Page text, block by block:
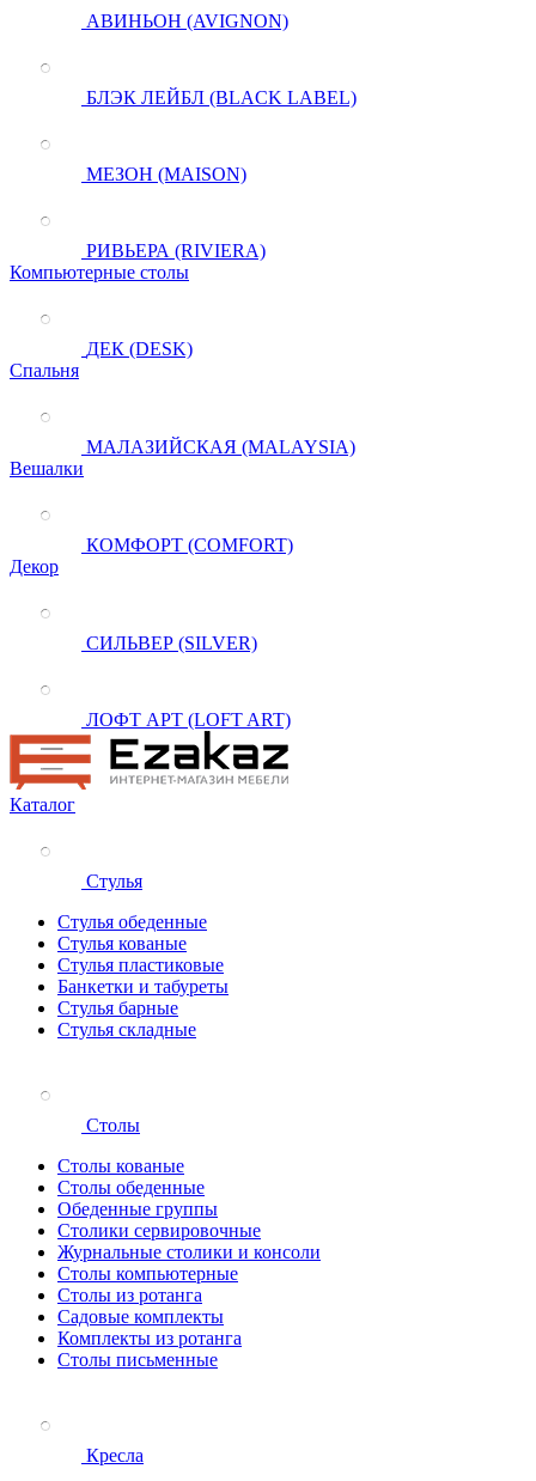
АВИНЬОН (AVIGNON)
БЛЭК ЛЕЙБЛ (BLACK LABEL)
МЕЗОН (MAISON)
РИВЬЕРА (RIVIERA)
Компьютерные столы
ДЕК (DESK)
Спальня
МАЛАЗИЙСКАЯ (MALAYSIA)
Вешалки
КОМФОРТ (COMFORT)
Декор
СИЛЬВЕР (SILVER)
ЛОФТ АРТ (LOFT ART)
Каталог
Стулья
Стулья обеденные
Стулья кованые
Стулья пластиковые
Банкетки и табуреты
Стулья барные
Стулья складные
Столы
Столы кованые
Столы обеденные
Обеденные группы
Столики сервировочные
Журнальные столики и консоли
Столы компьютерные
Столы из ротанга
Садовые комплекты
Комплекты из ротанга
Столы письменные
Кресла